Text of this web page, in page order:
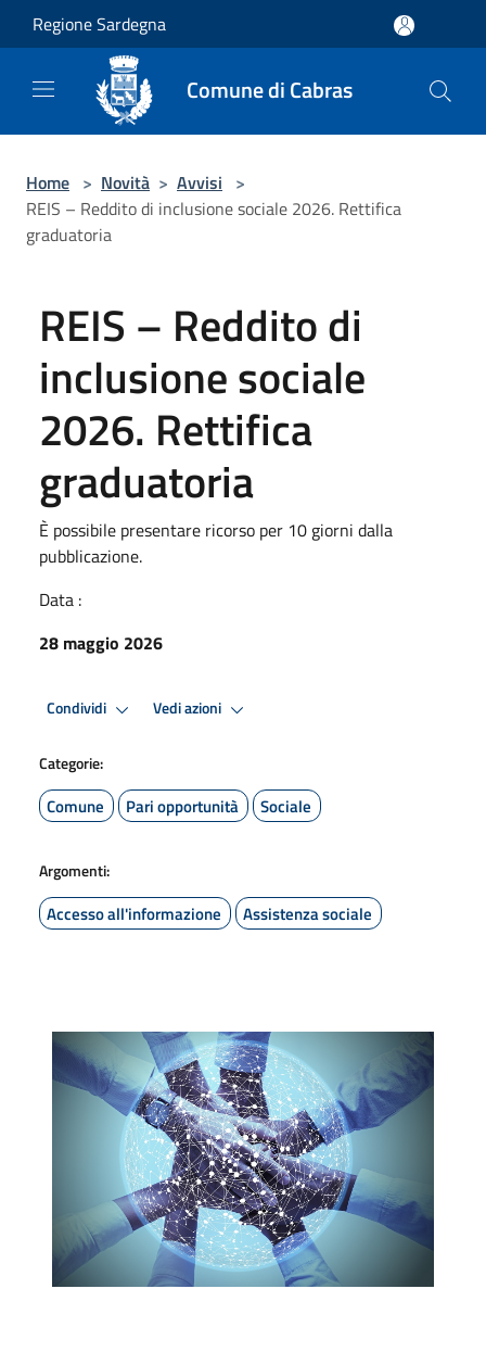
Salta al contenuto principale
Regione Sardegna
Comune di Cabras
Home > Novità > Avvisi >
REIS – Reddito di inclusione sociale 2026. Rettifica
graduatoria
REIS – Reddito di
inclusione sociale
2026. Rettifica
graduatoria
È possibile presentare ricorso per 10 giorni dalla
pubblicazione.
Data :
28 maggio 2026
Condividi Vedi azioni
Categorie:
Comune Pari opportunità Sociale
Argomenti:
Accesso all'informazione Assistenza sociale